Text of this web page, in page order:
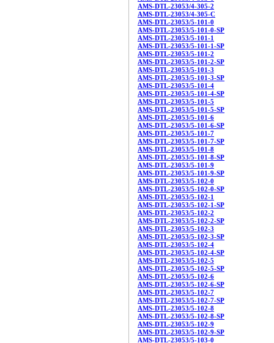
AMS-DTL-23053/4-305-2
AMS-DTL-23053/4-305-C
AMS-DTL-23053/5-101-0
AMS-DTL-23053/5-101-0-SP
AMS-DTL-23053/5-101-1
AMS-DTL-23053/5-101-1-SP
AMS-DTL-23053/5-101-2
AMS-DTL-23053/5-101-2-SP
AMS-DTL-23053/5-101-3
AMS-DTL-23053/5-101-3-SP
AMS-DTL-23053/5-101-4
AMS-DTL-23053/5-101-4-SP
AMS-DTL-23053/5-101-5
AMS-DTL-23053/5-101-5-SP
AMS-DTL-23053/5-101-6
AMS-DTL-23053/5-101-6-SP
AMS-DTL-23053/5-101-7
AMS-DTL-23053/5-101-7-SP
AMS-DTL-23053/5-101-8
AMS-DTL-23053/5-101-8-SP
AMS-DTL-23053/5-101-9
AMS-DTL-23053/5-101-9-SP
AMS-DTL-23053/5-102-0
AMS-DTL-23053/5-102-0-SP
AMS-DTL-23053/5-102-1
AMS-DTL-23053/5-102-1-SP
AMS-DTL-23053/5-102-2
AMS-DTL-23053/5-102-2-SP
AMS-DTL-23053/5-102-3
AMS-DTL-23053/5-102-3-SP
AMS-DTL-23053/5-102-4
AMS-DTL-23053/5-102-4-SP
AMS-DTL-23053/5-102-5
AMS-DTL-23053/5-102-5-SP
AMS-DTL-23053/5-102-6
AMS-DTL-23053/5-102-6-SP
AMS-DTL-23053/5-102-7
AMS-DTL-23053/5-102-7-SP
AMS-DTL-23053/5-102-8
AMS-DTL-23053/5-102-8-SP
AMS-DTL-23053/5-102-9
AMS-DTL-23053/5-102-9-SP
AMS-DTL-23053/5-103-0